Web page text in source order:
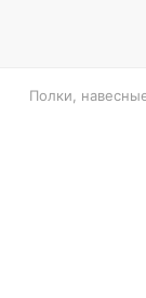
Полки,